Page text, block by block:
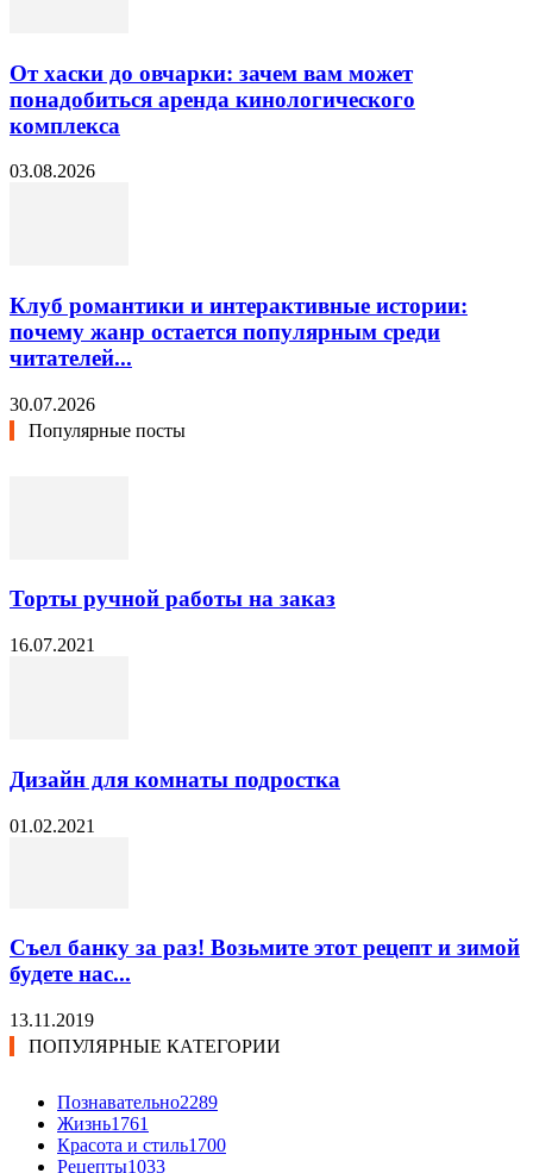
От хаски до овчарки: зачем вам может
понадобиться аренда кинологического
комплекса
03.08.2026
Клуб романтики и интерактивные истории:
почему жанр остается популярным среди
читателей...
30.07.2026
Популярные посты
Торты ручной работы на заказ
16.07.2021
Дизайн для комнаты подростка
01.02.2021
Съел банку за раз! Возьмите этот рецепт и зимой
будете нас...
13.11.2019
ПОПУЛЯРНЫЕ КАТЕГОРИИ
Познавательно2289
Жизнь1761
Красота и стиль1700
Рецепты1033